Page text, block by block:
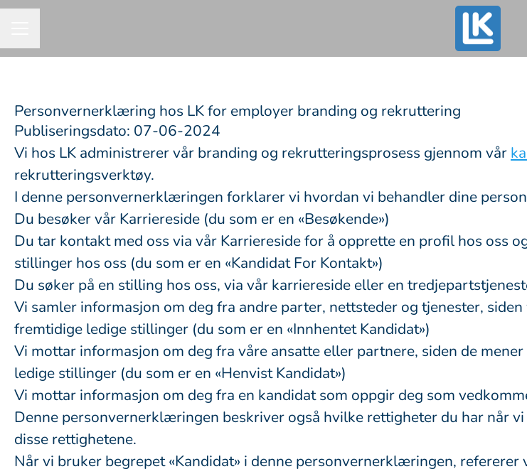
Personvernerklæring hos LK for employer branding og rekruttering
Publiseringsdato: 07-06-2024
Vi hos LK administrerer vår branding og rekrutteringsprosess gjennom vår
rekrutteringsverktøy.
I denne personvernerklæringen forklarer vi hvordan vi behandler dine
Du besøker vår Karriereside (du som er en «Besøkende»)
Du tar kontakt med oss via vår Karriereside for å opprette en profil hos oss
stillinger hos oss (du som er en «Kandidat For Kontakt»)
Du søker på en stilling hos oss, via vår karriereside eller en
Vi samler informasjon om deg fra andre parter, nettsteder og tjenester,
fremtidige ledige stillinger (du som er en «Innhentet Kandidat»)
Vi mottar informasjon om deg fra våre ansatte eller partnere, siden de
ledige stillinger (du som er en «Henvist Kandidat»)
Vi mottar informasjon om deg fra en kandidat som oppgir deg som
Denne personvernerklæringen beskriver også hvilke rettigheter du har når
disse rettighetene.
Når vi bruker begrepet «Kandidat» i denne personvernerklæringen,